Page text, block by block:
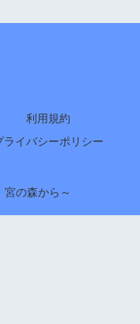
利用規約
ライバシーポリシー
の森から～